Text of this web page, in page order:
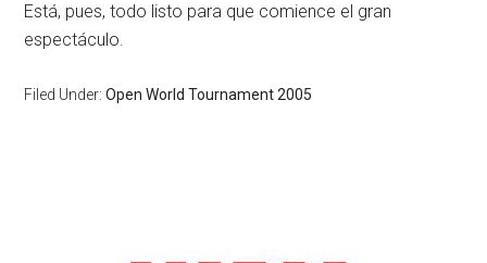
Está, pues, todo listo para que comience el gran
espectáculo.
Filed Under:Open World Tournament 2005